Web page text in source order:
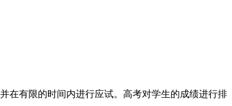
在有限的时间内进行应试。高考对学生的成绩进行排